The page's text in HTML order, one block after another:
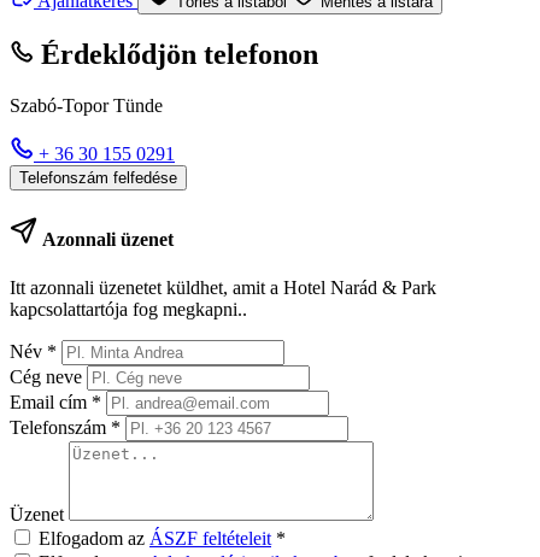
Érdeklődjön telefonon
Szabó-Topor Tünde
+ 36 30 155 0291
Telefonszám felfedése
Azonnali üzenet
Itt azonnali üzenetet küldhet, amit a Hotel Narád & Park
kapcsolattartója fog megkapni..
Név *
Cég neve
Email cím *
Telefonszám *
Üzenet
Elfogadom az ÁSZF feltételeit *